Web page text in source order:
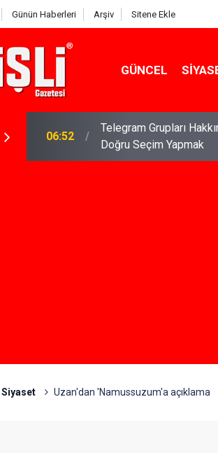
Günün Haberleri Arşiv Sitene Ekle
GÜNCEL
Daha
04:43 İş Davaları:
Siyaset Uzan'dan 'Namussuzum'a açıklama